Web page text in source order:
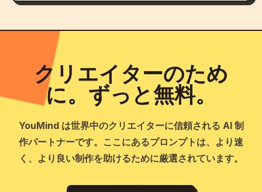
クリエイターのため
に。ずっと無料。
YouMind は世界中のクリエイターに信頼される AI 制
作パートナーです。ここにあるプロンプトは、より速
く、より良い制作を助けるために厳選されています。